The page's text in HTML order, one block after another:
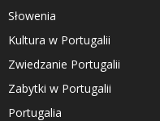
Słowenia
Kultura w Portugalii
Zwiedzanie Portugalii
Zabytki w Portugalii
Portugalia